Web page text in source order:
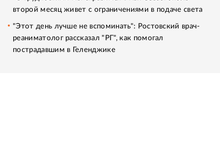
второй месяц живет с ограничениями в подаче света
"Этот день лучше не вспоминать": Ростовский врач-
реаниматолог рассказал "РГ", как помогал
пострадавшим в Геленджике